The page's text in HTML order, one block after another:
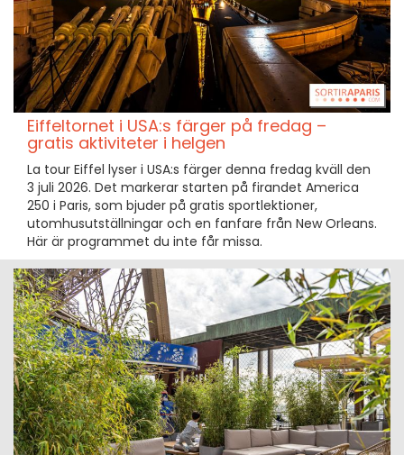
Eiffeltornet i USA:s färger på fredag –
gratis aktiviteter i helgen
La tour Eiffel lyser i USA:s färger denna fredag kväll den
3 juli 2026. Det markerar starten på firandet America
250 i Paris, som bjuder på gratis sportlektioner,
utomhusutställningar och en fanfare från New Orleans.
Här är programmet du inte får missa.